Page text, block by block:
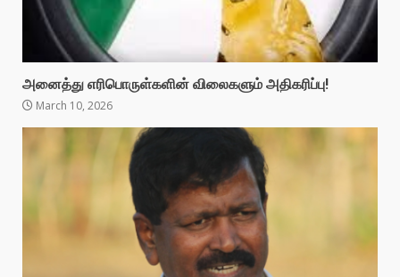
அனைத்து எரிபொருள்களின் விலைகளும் அதிகரிப்பு!
March 10, 2026